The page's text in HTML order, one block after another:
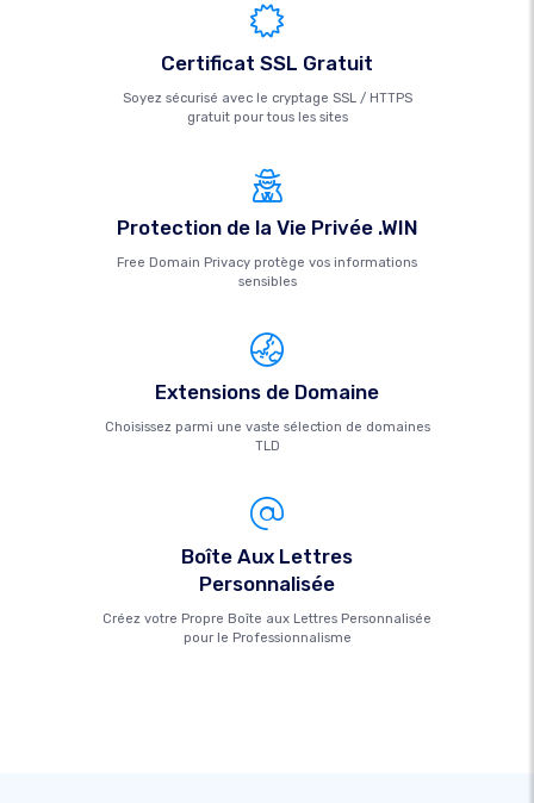
Certificat SSL Gratuit
Soyez sécurisé avec le cryptage SSL / HTTPS
gratuit pour tous les sites
Protection de la Vie Privée .WIN
Free Domain Privacy protège vos informations
sensibles
Extensions de Domaine
Choisissez parmi une vaste sélection de domaines
TLD
Boîte Aux Lettres
Personnalisée
Créez votre Propre Boîte aux Lettres Personnalisée
pour le Professionnalisme